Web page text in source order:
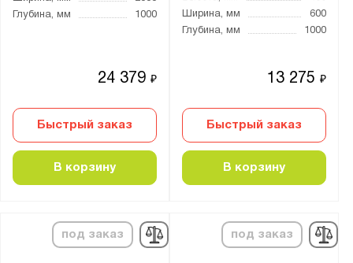
Глубина, мм
1000
24 379₽
Быстрый заказ
В корзину
Ширина, мм
600
Глубина, мм
1000
13 275₽
Быстрый заказ
В корзину
под заказ под заказ